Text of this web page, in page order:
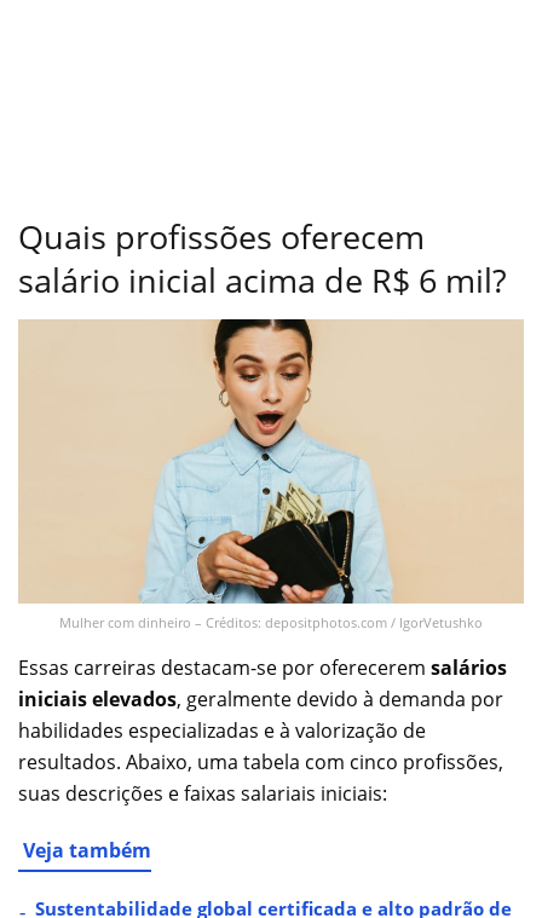
Quais profissões oferecem
salário inicial acima de R$ 6 mil?
Mulher com dinheiro – Créditos: depositphotos.com / IgorVetushko
Essas carreiras destacam-se por oferecerem salários
iniciais elevados, geralmente devido à demanda por
habilidades especializadas e à valorização de
resultados. Abaixo, uma tabela com cinco profissões,
suas descrições e faixas salariais iniciais:
Veja também
Sustentabilidade global certificada e alto padrão de